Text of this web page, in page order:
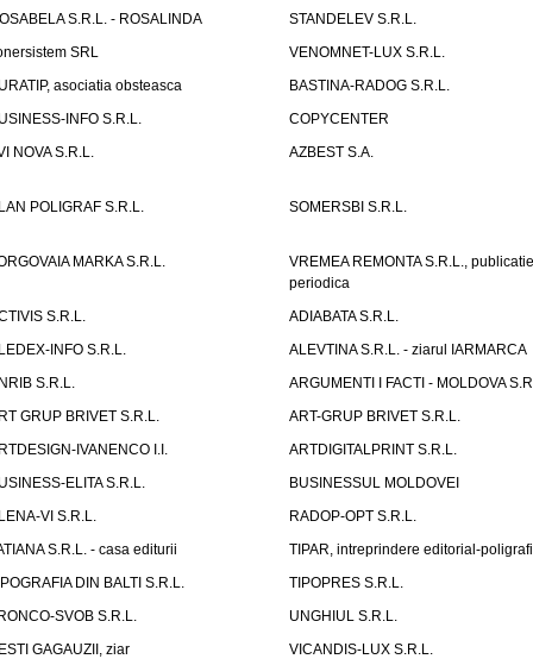
S.R.L. - ROSALINDA
STANDELEV S.R.L.
SRL
VENOMNET-LUX S.R.L.
asociatia obsteasca
BASTINA-RADOG S.R.L.
INFO S.R.L.
COPYCENTER
NOVA S.R.L.
AZBEST S.A.
POLIGRAF S.R.L. SOMERSBI S.R.L.
MARKA S.R.L.
VREMEA REMONTA S.R.L., publicatie
periodica
S.R.L.
ADIABATA S.R.L.
INFO S.R.L.
ALEVTINA S.R.L. - ziarul IARMARCA
S.R.L.
ARGUMENTI I FACTI - MOLDOVA
GRUP BRIVET S.R.L.
ART-GRUP BRIVET S.R.L.
IVANENCO I.I.
ARTDIGITALPRINT S.R.L.
ELITA S.R.L.
BUSINESSUL MOLDOVEI
VI S.R.L.
RADOP-OPT S.R.L.
S.R.L. - casa editurii
TIPAR, intreprindere editorial-
DIN BALTI S.R.L.
TIPOPRES S.R.L.
SVOB S.R.L.
UNGHIUL S.R.L.
GAGAUZII, ziar
VICANDIS-LUX S.R.L.